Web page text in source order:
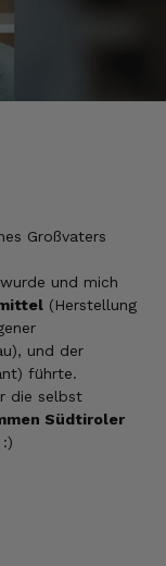
Großvaters
und mich
(Herstellung
und der
führte.
die selbst
Südtiroler
Geschmack ist
4.8.2026
alles
ist die